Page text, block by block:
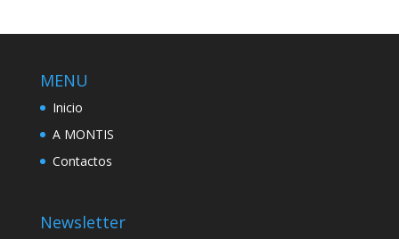
MENU
Inicio
A MONTIS
Contactos
Newsletter